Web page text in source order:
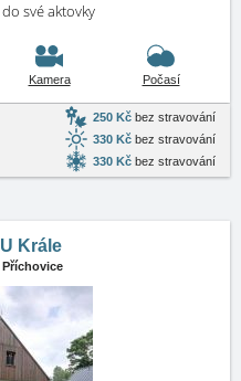
své aktovky
Kamera Počasí
250 Kč bez stravování
330 Kč bez stravování
330 Kč bez stravování
Krále
Příchovice